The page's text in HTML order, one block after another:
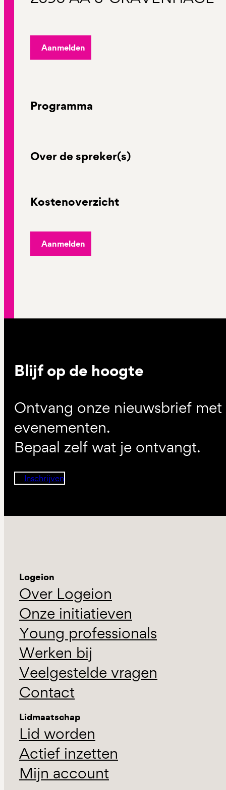
Aanmelden
Programma
Over de spreker(s)
Kostenoverzicht
Aanmelden
Blijf op de hoogte
Ontvang onze nieuwsbrief
evenementen.
Bepaal zelf wat je ontvangt.
Inschrijven
Logeion
Over Logeion
Onze initiatieven
Young professionals
Werken bij
Veelgestelde vragen
Contact
Lidmaatschap
Lid worden
Actief inzetten
Mijn account